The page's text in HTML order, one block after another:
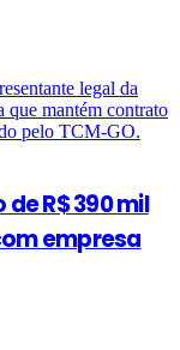
R$ 390 mil
empresa